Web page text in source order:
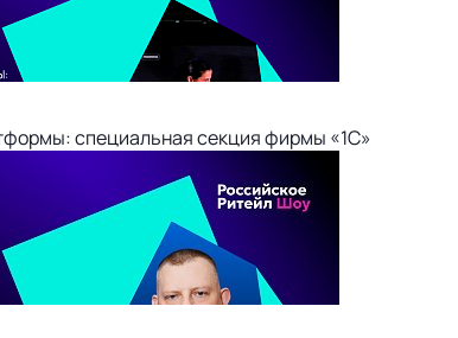
специальная секция фирмы «1С»